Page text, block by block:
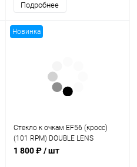
Подробнее
Новинка
Стекло к очкам EF56 (кросс)
(101 RPM) DOUBLE LENS
Двойное стекло (прозрачный)
1 800 ₽/ шт